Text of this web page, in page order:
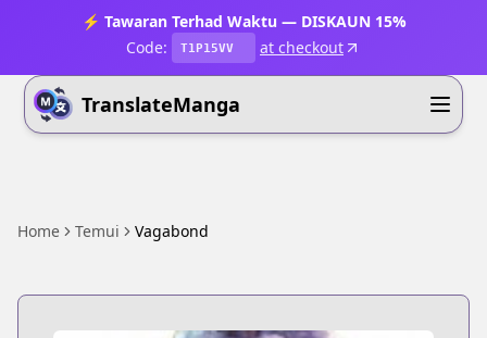
⚡ Tawaran Terhad Waktu — DISKAUN 15%
Code:
T1P15VV at checkout
TranslateManga
Home Temui Vagabond